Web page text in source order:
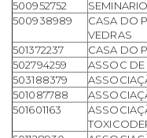
500952752
500938989
CASA DO
VEDRAS
501372237
CASA DO
502794259
ASSOC DE
503188379
501087788
501601163